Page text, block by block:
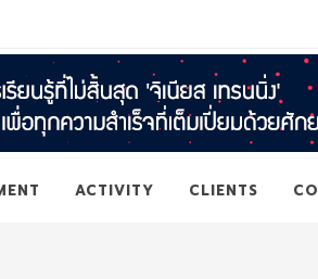
ACTIVITY CLIENTS